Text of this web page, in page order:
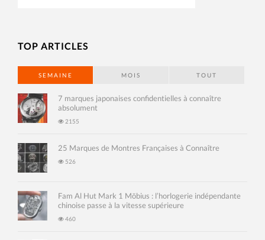
TOP ARTICLES
SEMAINE MOIS TOUT
7 marques japonaises confidentielles à connaître
absolument
2155
25 Marques de Montres Françaises à Connaître
526
Fam Al Hut Mark 1 Möbius : l’horlogerie indépendante
chinoise passe à la vitesse supérieure
460